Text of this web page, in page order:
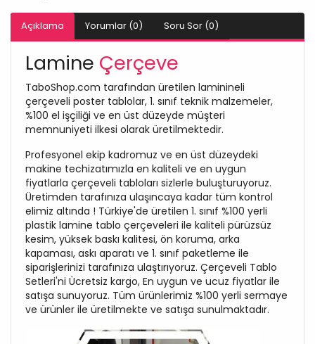
Açıklama Yorumlar (0) Soru Sor (0)
Lamine Çerçeve
TaboShop.com tarafından üretilen laminineli
çerçeveli poster tablolar, 1. sınıf teknik malzemeler,
%100 el işçiliği ve en üst düzeyde müşteri
memnuniyeti ilkesi olarak üretilmektedir.
Profesyonel ekip kadromuz ve en üst düzeydeki
makine techizatımızla en kaliteli ve en uygun
fiyatlarla çerçeveli tabloları sizlerle buluşturuyoruz.
Üretimden tarafınıza ulaşıncaya kadar tüm kontrol
elimiz altında ! Türkiye'de üretilen 1. sınıf %100 yerli
plastik lamine tablo çerçeveleri ile kaliteli pürüzsüz
kesim, yüksek baskı kalitesi, ön koruma, arka
kapaması, askı aparatı ve 1. sınıf paketleme ile
siparişlerinizi tarafınıza ulaştırıyoruz. Çerçeveli Tablo
Setleri'ni Ücretsiz kargo, En uygun ve ucuz fiyatlar ile
satışa sunuyoruz. Tüm ürünlerimiz %100 yerli sermaye
ve ürünler ile üretilmekte ve satışa sunulmaktadır.